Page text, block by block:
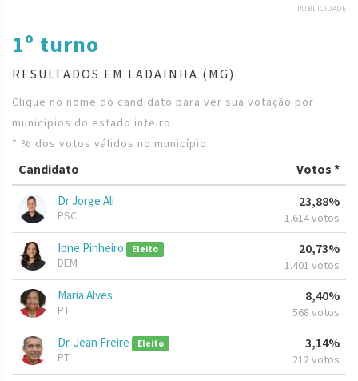
PUBLICIDADE
1º turno
RESULTADOS EM LADAINHA (MG)
Clique no nome do candidato para ver sua votação por
municípios do estado inteiro
* % dos votos válidos no município
Candidato Votos *
Dr Jorge Ali
PSC
23,88%
1.614 votos
Ione Pinheiro Eleito
DEM
20,73%
1.401 votos
Maria Alves
PT
8,40%
568 votos
Dr. Jean Freire Eleito
PT
3,14%
212 votos